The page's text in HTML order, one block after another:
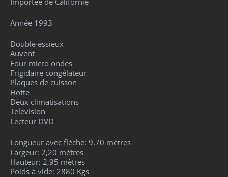
Année 1993
Double essieux
Auvent
Four micro ondes
Frigidaire congélateur
Plaques de cuisson
Hotte
Deux climatisations
Television
Lecteur DVD
Longueur avec flèche: 9,70 mètres
Largeur: 2,20 mètres
Hauteur: 2,95 mètres
Poids à vide: 2880 Kgs